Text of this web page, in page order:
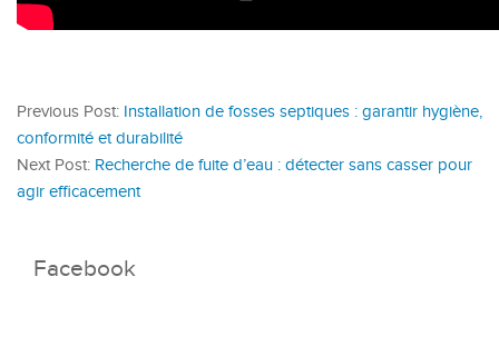
Previous Post: Installation de fosses septiques : garantir hygiène,
conformité et durabilité
Next Post: Recherche de fuite d’eau : détecter sans casser pour
agir efficacement
Facebook